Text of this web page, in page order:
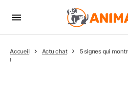
Accueil Actu chat
5 signes qui
!